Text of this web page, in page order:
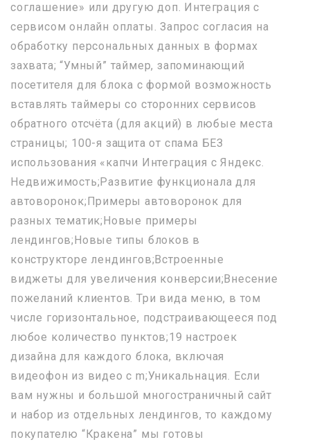
соглашение» или другую доп. Интеграция с
сервисом онлайн оплаты. Запрос согласия на
обработку персональных данных в формах
захвата; “Умный” таймер, запоминающий
посетителя для блока с формой возможность
вставлять таймеры со сторонних сервисов
обратного отсчёта (для акций) в любые места
страницы; 100-я защита от спама БЕЗ
использования «капчи Интеграция с Яндекс.
Недвижимость;Развитие функционала для
автоворонок;Примеры автоворонок для
разных тематик;Новые примеры
лендингов;Новые типы блоков в
конструкторе лендингов;Встроенные
виджеты для увеличения конверсии;Внесение
пожеланий клиентов. Три вида меню, в том
числе горизонтальное, подстраивающееся под
любое количество пунктов;19 настроек
дизайна для каждого блока, включая
видеофон из видео с m;Уникальнация. Если
вам нужны и большой многостраничный сайт
и набор из отдельных лендингов, то каждому
покупателю “Кракена” мы готовы